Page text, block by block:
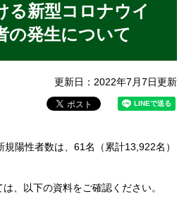
る新型コロナウイ
の発生について
更新日：2022年7月7日更新
陽性者数は、61名（累計13,922名）
、以下の資料をご確認ください。